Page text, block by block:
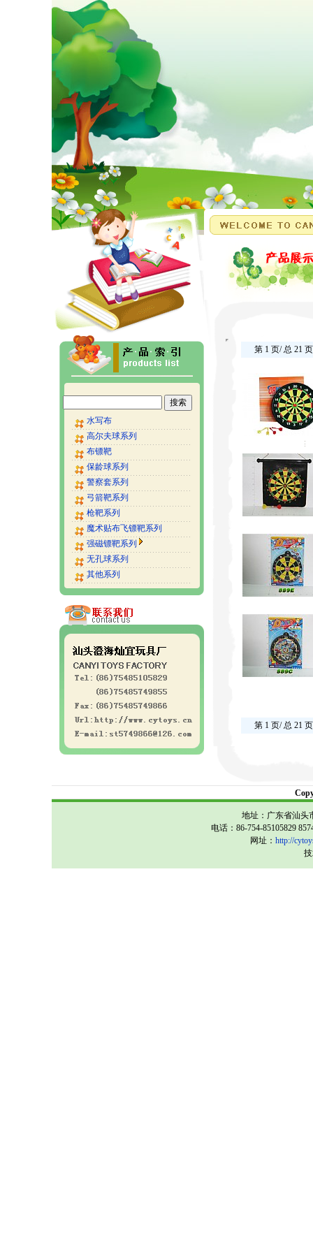
水写布
高尔夫球系列
布镖靶
保龄球系列
警察套系列
弓箭靶系列
枪靶系列
魔术贴布飞镖靶系列
强磁镖靶系列
无孔球系列
其他系列
第 1 页/ 总 21
第 1 页/ 总 21
地址：广东省汕头
电话：86-754-85105829
网址： http://